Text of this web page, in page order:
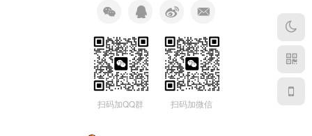
扫码加QQ群 扫码加微信